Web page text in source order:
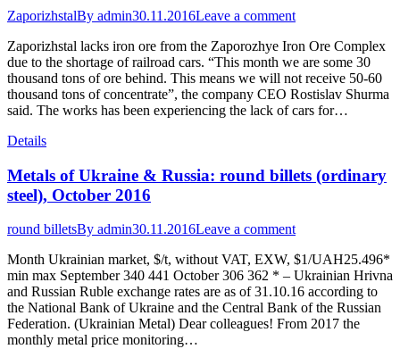
ZaporizhstalBy admin30.11.2016Leave a comment
Zaporizhstal lacks iron ore from the Zaporozhye Iron Ore Complex
due to the shortage of railroad cars. “This month we are some 30
thousand tons of ore behind. This means we will not receive 50-60
thousand tons of concentrate”, the company CEO Rostislav Shurma
said. The works has been experiencing the lack of cars for…
Details
Metals of Ukraine & Russia: round billets (ordinary
steel), October 2016
round billetsBy admin30.11.2016Leave a comment
Month Ukrainian market, $/t, without VAT, EXW, $1/UAH25.496*
min max September 340 441 October 306 362 * – Ukrainian Hrivna
and Russian Ruble exchange rates are as of 31.10.16 according to
the National Bank of Ukraine and the Central Bank of the Russian
Federation. (Ukrainian Metal) Dear colleagues! From 2017 the
monthly metal price monitoring…